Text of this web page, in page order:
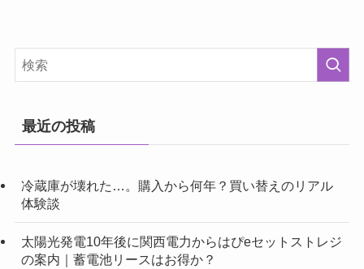
最近の投稿
冷蔵庫が壊れた…。購入から何年？買い替えのリアル
体験談
太陽光発電10年後に関西電力からはぴeセットストレジ
の案内｜蓄電池リースはお得か？